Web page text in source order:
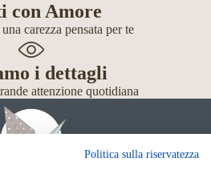
con Amore
carezza pensata per te
i dettagli
attenzione quotidiana
Politica sulla riservatezza